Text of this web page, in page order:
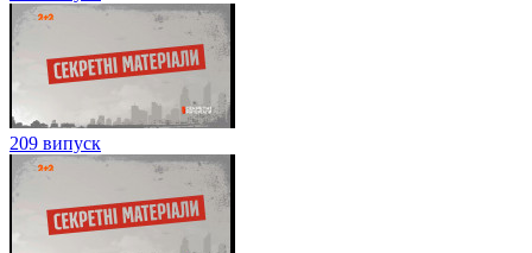
209 випуск